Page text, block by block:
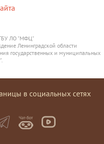
ЛО "МФЦ"
Ленинградской области
государственных и муниципальных
в социальных сетях